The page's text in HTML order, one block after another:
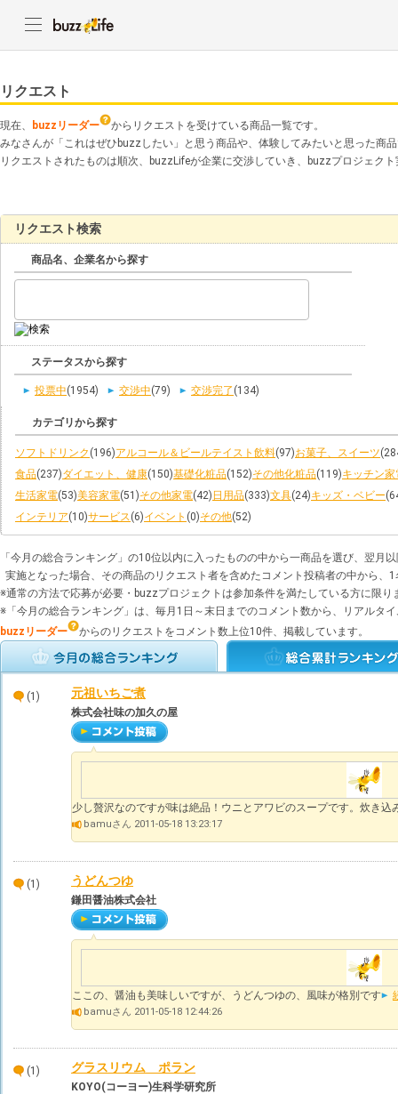
リクエスト
現在、 buzzリーダー
からリクエストを受けている商品一覧です。
みなさんが「これはぜひbuzzしたい」と思う商品や、体験してみたいと思った商
リクエストされたものは順次、buzzLifeが企業に交渉していき、buzzプロジェク
リクエスト検索
商品名、企業名から探す
ステータスから探す
投票中(1954) 交渉中(79) 交渉完了 (134)
カテゴリから探す
ソフトドリンク (196)アルコール＆ビールテイスト飲料(97)お菓子、スイーツ
食品(237)ダイエット、健康(150)基礎化粧品(152)その他化粧品(119)キッチン家
生活家電(53)美容家電(51)その他家電(42) 日用品(333)文具(24)キッズ・ベビー
インテリア(10)サービス(6)イベント (0)その他(52)
「今月の総合ランキング」の10位以内に入ったものの中から一商品を選び、翌
実施となった場合、その商品のリクエスト者を含めたコメント投稿者の中から
※通常の方法で応募が必要・buzzプロジェクトは参加条件を満たしている方に限り
※「今月の総合ランキング」は、毎月1日～末日までのコメント数から、リアルタ
buzzリーダー
からのリクエストをコメント数上位10件、掲載しています。
(1) 元祖いちご煮
株式会社味の加久の屋
少し贅沢なのですが味は絶品！ウニとアワビのスープです。炊き込
bamuさん 2011-05-18 13:23:17
(1) うどんつゆ
鎌田醤油株式会社
ここの、醤油も美味しいですが、うどんつゆの、風味が格別です
bamuさん 2011-05-18 12:44:26
(1) グラスリウム ポラン
KOYO(コーヨー)生科学研究所